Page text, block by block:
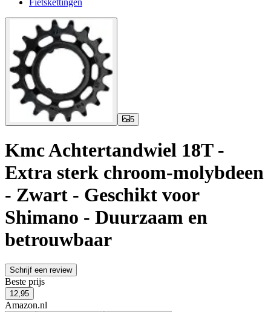
Fietskettingen
5
Kmc Achtertandwiel 18T -
Extra sterk chroom-molybdeen
- Zwart - Geschikt voor
Shimano - Duurzaam en
betrouwbaar
Schrijf een review
Beste prijs
12,95
Amazon.nl